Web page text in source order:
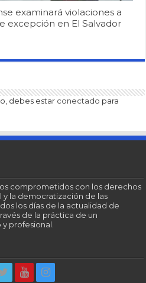
examinará violaciones a
excepción en El Salvador
debes estar conectado para
comprometidos con los derechos
y la democratización de las
los días de la actualidad de
de la práctica de un
profesional.